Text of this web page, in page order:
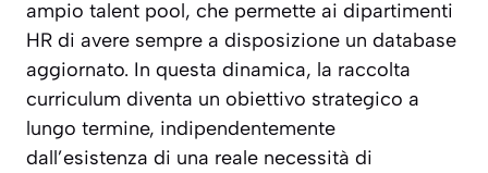
ampio talent pool, che permette ai dipartimenti
HR di avere sempre a disposizione un database
aggiornato. In questa dinamica, la raccolta
curriculum diventa un obiettivo strategico a
lungo termine, indipendentemente
dall’esistenza di una reale necessità di